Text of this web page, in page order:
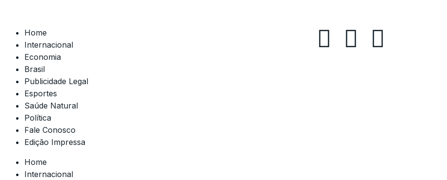
Home
Internacional
Economia
Brasil
Publicidade Legal
Esportes
Saúde Natural
Política
Fale Conosco
Edição Impressa
Home
Internacional